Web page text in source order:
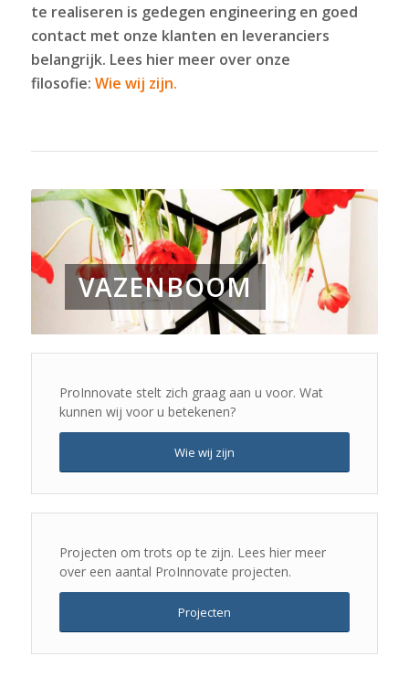
te realiseren is gedegen engineering en goed
contact met onze klanten en leveranciers
belangrijk. Lees hier meer over onze
filosofie: Wie wij zijn.
VAZENBOOM
ProInnovate stelt zich graag aan u voor. Wat
kunnen wij voor u betekenen?
Wie wij zijn
Projecten om trots op te zijn. Lees hier meer
over een aantal ProInnovate projecten.
Projecten